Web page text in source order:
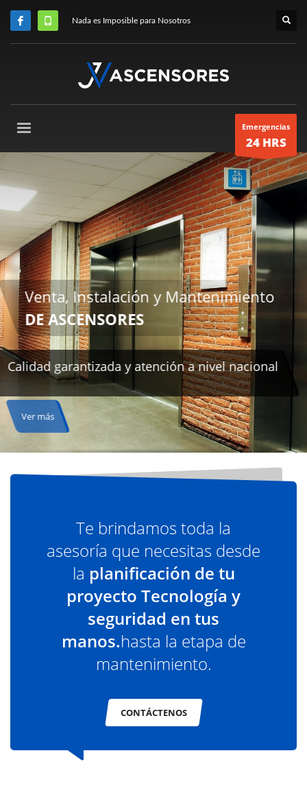
Nada es Imposible para Nosotros
Emergencias
24 HRS
Te brindamos toda la
asesoría que necesitas desde
la planificación de tu
proyecto Tecnología y
seguridad en tus
manos.hasta la etapa de
mantenimiento.
CONTÁCTENOS